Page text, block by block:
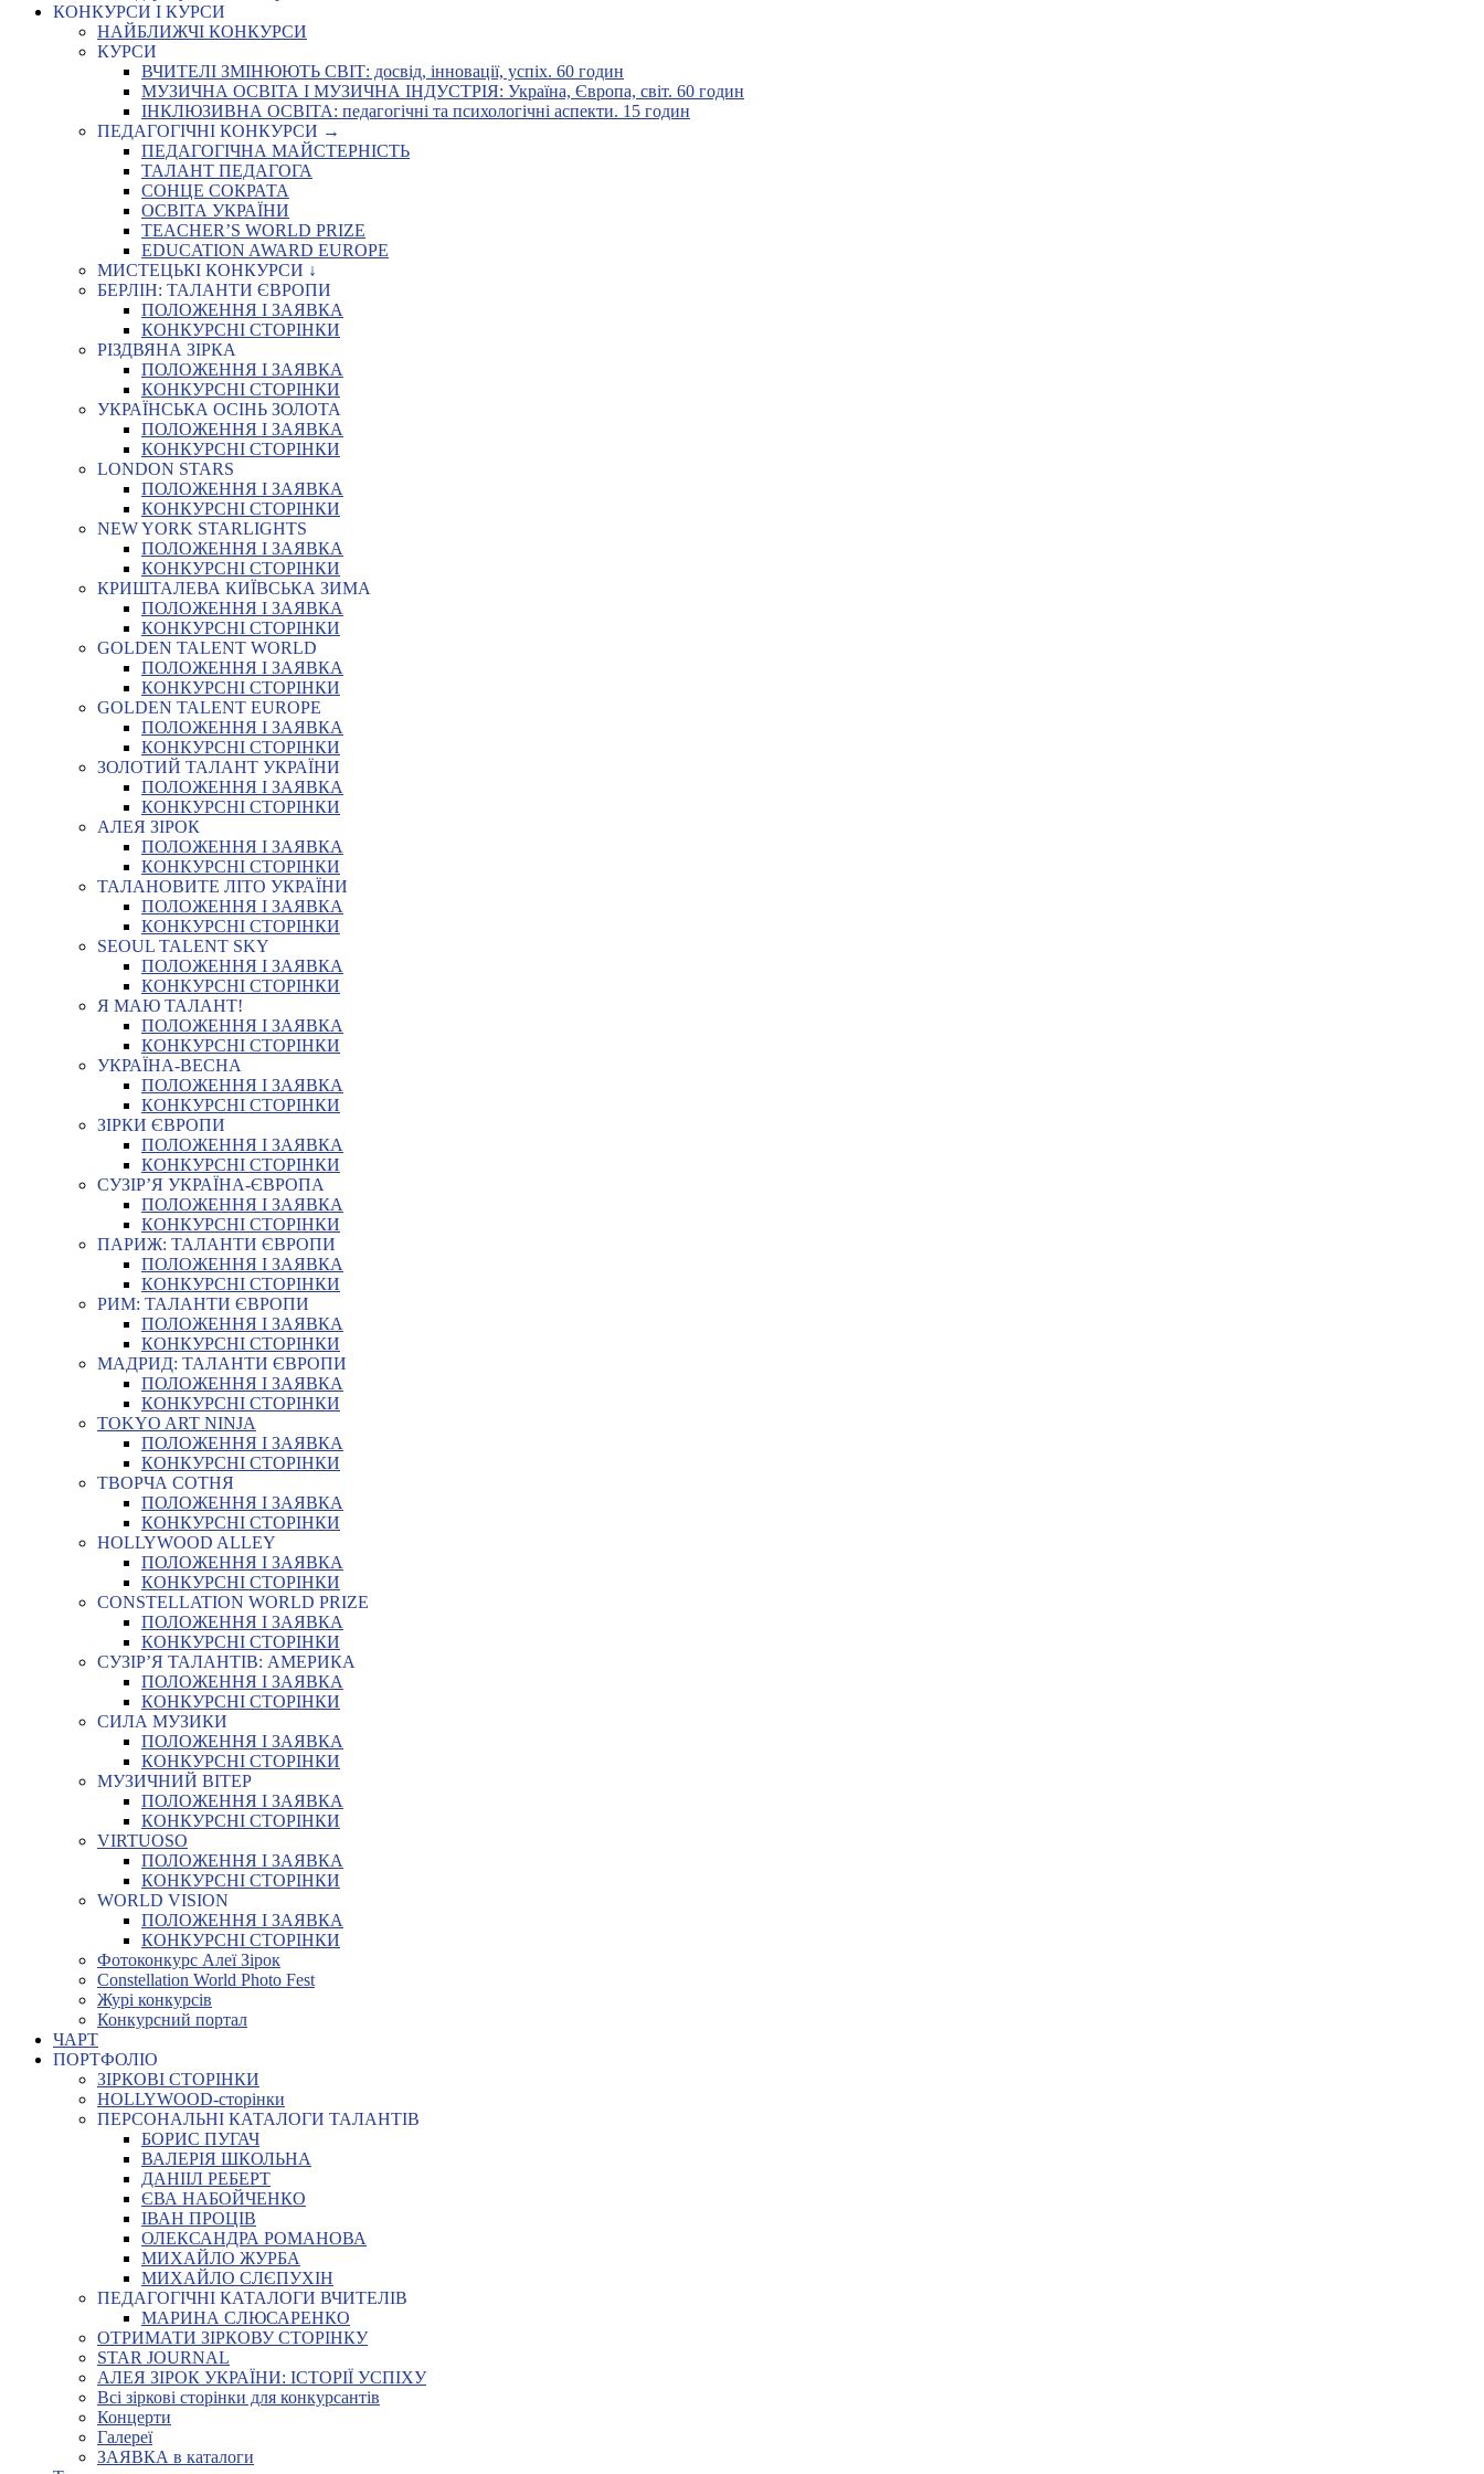
КОНКУРСИ І КУРСИ
НАЙБЛИЖЧІ КОНКУРСИ
КУРСИ
ВЧИТЕЛІ ЗМІНЮЮТЬ СВІТ: досвід, інновації, успіх. 60 годин
МУЗИЧНА ОСВІТА І МУЗИЧНА ІНДУСТРІЯ: Україна, Європа, світ. 60 годин
ІНКЛЮЗИВНА ОСВІТА: педагогічні та психологічні аспекти. 15 годин
ПЕДАГОГІЧНІ КОНКУРСИ →
ПЕДАГОГІЧНА МАЙСТЕРНІСТЬ
ТАЛАНТ ПЕДАГОГА
СОНЦЕ СОКРАТА
ОСВІТА УКРАЇНИ
TEACHER’S WORLD PRIZE
EDUCATION AWARD EUROPE
МИСТЕЦЬКІ КОНКУРСИ ↓
БЕРЛІН: ТАЛАНТИ ЄВРОПИ
ПОЛОЖЕННЯ І ЗАЯВКА
КОНКУРСНІ СТОРІНКИ
РІЗДВЯНА ЗІРКА
ПОЛОЖЕННЯ І ЗАЯВКА
КОНКУРСНІ СТОРІНКИ
УКРАЇНСЬКА ОСІНЬ ЗОЛОТА
ПОЛОЖЕННЯ І ЗАЯВКА
КОНКУРСНІ СТОРІНКИ
LONDON STARS
ПОЛОЖЕННЯ І ЗАЯВКА
КОНКУРСНІ СТОРІНКИ
NEW YORK STARLIGHTS
ПОЛОЖЕННЯ І ЗАЯВКА
КОНКУРСНІ СТОРІНКИ
КРИШТАЛЕВА КИЇВСЬКА ЗИМА
ПОЛОЖЕННЯ І ЗАЯВКА
КОНКУРСНІ СТОРІНКИ
GOLDEN TALENT WORLD
ПОЛОЖЕННЯ І ЗАЯВКА
КОНКУРСНІ СТОРІНКИ
GOLDEN TALENT EUROPE
ПОЛОЖЕННЯ І ЗАЯВКА
КОНКУРСНІ СТОРІНКИ
ЗОЛОТИЙ ТАЛАНТ УКРАЇНИ
ПОЛОЖЕННЯ І ЗАЯВКА
КОНКУРСНІ СТОРІНКИ
АЛЕЯ ЗІРОК
ПОЛОЖЕННЯ І ЗАЯВКА
КОНКУРСНІ СТОРІНКИ
ТАЛАНОВИТЕ ЛІТО УКРАЇНИ
ПОЛОЖЕННЯ І ЗАЯВКА
КОНКУРСНІ СТОРІНКИ
SEOUL TALENT SKY
ПОЛОЖЕННЯ І ЗАЯВКА
КОНКУРСНІ СТОРІНКИ
Я МАЮ ТАЛАНТ!
ПОЛОЖЕННЯ І ЗАЯВКА
КОНКУРСНІ СТОРІНКИ
УКРАЇНА-ВЕСНА
ПОЛОЖЕННЯ І ЗАЯВКА
КОНКУРСНІ СТОРІНКИ
ЗІРКИ ЄВРОПИ
ПОЛОЖЕННЯ І ЗАЯВКА
КОНКУРСНІ СТОРІНКИ
СУЗІР’Я УКРАЇНА-ЄВРОПА
ПОЛОЖЕННЯ І ЗАЯВКА
КОНКУРСНІ СТОРІНКИ
ПАРИЖ: ТАЛАНТИ ЄВРОПИ
ПОЛОЖЕННЯ І ЗАЯВКА
КОНКУРСНІ СТОРІНКИ
РИМ: ТАЛАНТИ ЄВРОПИ
ПОЛОЖЕННЯ І ЗАЯВКА
КОНКУРСНІ СТОРІНКИ
МАДРИД: ТАЛАНТИ ЄВРОПИ
ПОЛОЖЕННЯ І ЗАЯВКА
КОНКУРСНІ СТОРІНКИ
TOKYO ART NINJA
ПОЛОЖЕННЯ І ЗАЯВКА
КОНКУРСНІ СТОРІНКИ
ТВОРЧА СОТНЯ
ПОЛОЖЕННЯ І ЗАЯВКА
КОНКУРСНІ СТОРІНКИ
HOLLYWOOD ALLEY
ПОЛОЖЕННЯ І ЗАЯВКА
КОНКУРСНІ СТОРІНКИ
CONSTELLATION WORLD PRIZE
ПОЛОЖЕННЯ І ЗАЯВКА
КОНКУРСНІ СТОРІНКИ
СУЗІР’Я ТАЛАНТІВ: АМЕРИКА
ПОЛОЖЕННЯ І ЗАЯВКА
КОНКУРСНІ СТОРІНКИ
СИЛА МУЗИКИ
ПОЛОЖЕННЯ І ЗАЯВКА
КОНКУРСНІ СТОРІНКИ
МУЗИЧНИЙ ВІТЕР
ПОЛОЖЕННЯ І ЗАЯВКА
КОНКУРСНІ СТОРІНКИ
VIRTUOSO
ПОЛОЖЕННЯ І ЗАЯВКА
КОНКУРСНІ СТОРІНКИ
WORLD VISION
ПОЛОЖЕННЯ І ЗАЯВКА
КОНКУРСНІ СТОРІНКИ
Фотоконкурс Алеї Зірок
Constellation World Photo Fest
Журі конкурсів
Конкурсний портал
ЧАРТ
ПОРТФОЛІО
ЗІРКОВІ СТОРІНКИ
HOLLYWOOD-сторінки
ПЕРСОНАЛЬНІ КАТАЛОГИ ТАЛАНТІВ
БОРИС ПУГАЧ
ВАЛЕРІЯ ШКОЛЬНА
ДАНІІЛ РЕБЕРТ
ЄВА НАБОЙЧЕНКО
ІВАН ПРОЦІВ
ОЛЕКСАНДРА РОМАНОВА
МИХАЙЛО ЖУРБА
МИХАЙЛО СЛЄПУХІН
ПЕДАГОГІЧНІ КАТАЛОГИ ВЧИТЕЛІВ
МАРИНА СЛЮСАРЕНКО
ОТРИМАТИ ЗІРКОВУ СТОРІНКУ
STAR JOURNAL
АЛЕЯ ЗІРОК УКРАЇНИ: ІСТОРІЇ УСПІХУ
Всі зіркові сторінки для конкурсантів
Концерти
Галереї
ЗАЯВКА в каталоги